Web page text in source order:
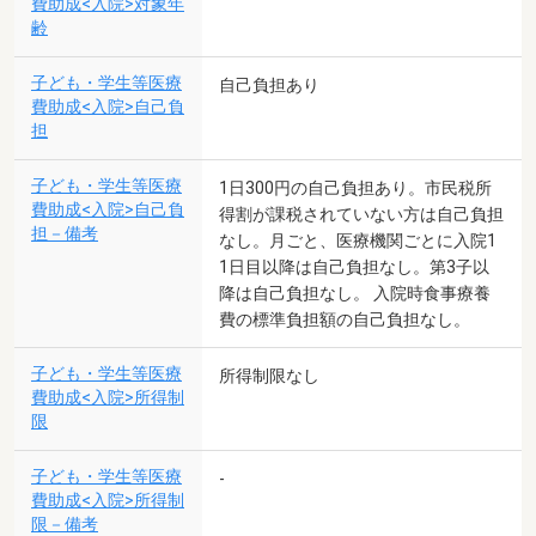
費助成<入院>対象年
齢
子ども・学生等医療
費助成<入院>自己負
担
自己負担あり
子ども・学生等医療
費助成<入院>自己負
担－備考
1日300円の自己負担あり。市民税所
得割が課税されていない方は自己負担
なし。月ごと、医療機関ごとに入院1
1日目以降は自己負担なし。第3子以
降は自己負担なし。 入院時食事療養
費の標準負担額の自己負担なし。
子ども・学生等医療
費助成<入院>所得制
限
所得制限なし
子ども・学生等医療
費助成<入院>所得制
限－備考
-